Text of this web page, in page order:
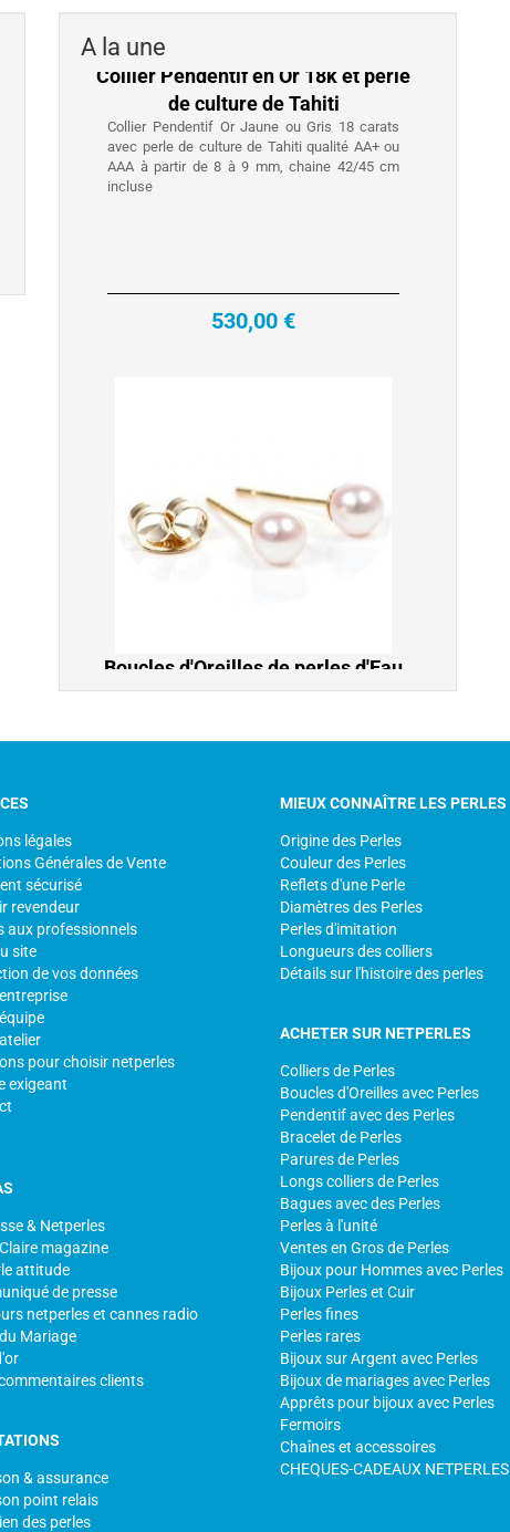
A la une
de culture de Tahiti
Collier Pendentif Or Jaune ou Gris 18 carats
avec perle de culture de Tahiti qualité AA+ ou
AAA à partir de 8 à 9 mm, chaine 42/45 cm
Boucles d'Oreilles de perles de culture d'Eau
226,00 €
légales
Générales de Vente
sécurisé
revendeur
aux professionnels
site
de vos données
pour choisir netperles
exigeant
& Netperles
magazine
attitude
de presse
netperles et cannes radio
Mariage
clients
& assurance
point relais
des perles
MIEUX CONNAÎTRE LES PERLES
Origine des Perles
Couleur des Perles
Reflets d'une Perle
Diamètres des Perles
Perles d'imitation
Longueurs des colliers
Détails sur l'histoire des perles
ACHETER SUR NETPERLES
Colliers de Perles
Boucles d'Oreilles avec Perles
Pendentif avec des Perles
Bracelet de Perles
Parures de Perles
Longs colliers de Perles
Bagues avec des Perles
Perles à l'unité
Ventes en Gros de Perles
Bijoux pour Hommes avec Perles
Bijoux Perles et Cuir
Perles fines
Perles rares
Bijoux sur Argent avec Perles
Bijoux de mariages avec Perles
Apprêts pour bijoux avec Perles
Fermoirs
Chaînes et accessoires
CHEQUES-CADEAUX NETPERLES